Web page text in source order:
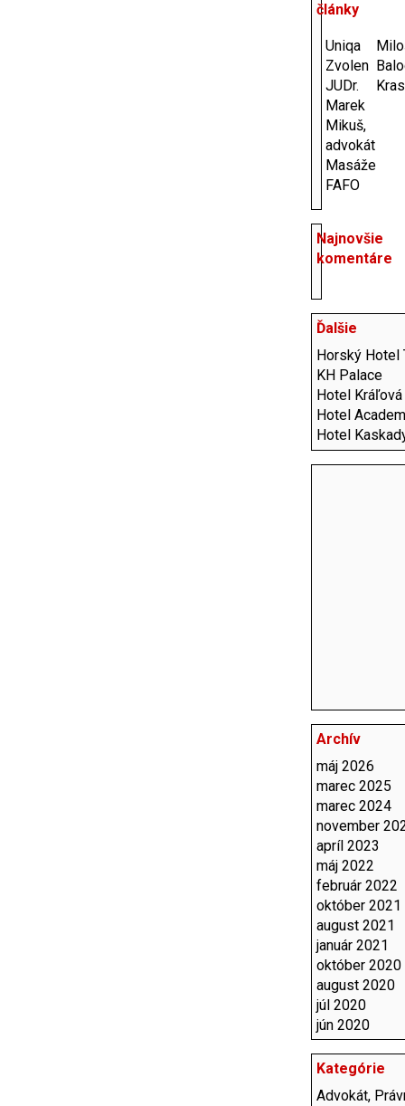
články
Uniqa
Zvolen
JUDr.
Marek
Mikuš,
advokát
Masáže
FAFO
Najnovšie
komentáre
Ďalšie
Horský Hotel
KH Palace
Hotel Kráľová
Hotel
Hotel
Archív
máj 2026
marec 2025
marec 2024
november
apríl 2023
máj 2022
február 2022
október 2021
august 2021
január 2021
október 2020
august 2020
júl 2020
jún 2020
Kategórie
Advokát,